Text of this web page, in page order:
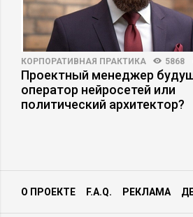
КОРПОРАТИВНАЯ ПРАКТИКА 5868
Проектный менеджер
оператор нейросетей или
политический архитектор?
О ПРОЕКТЕ F.A.Q. РЕКЛАМА